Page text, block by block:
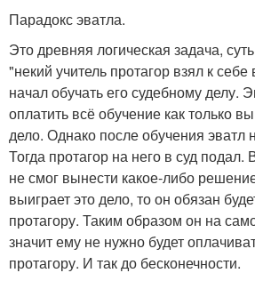
Парадокс эватла.
Это древняя логическая задача,
"некий учитель протагор взял к себе
начал обучать его судебному делу.
оплатить всё обучение как только
дело. Однако после обучения эватл
Тогда протагор на него в суд подал.
не смог вынести какое-либо
выиграет это дело, то он обязан
протагору. Таким образом он на
значит ему не нужно будет
протагору. И так до бесконечности.